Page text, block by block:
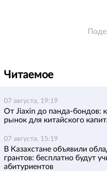
Читаемое
07 августа, 19:19
От Jiaxin до панда-бондов:
рынок для китайского
07 августа, 15:19
В Казахстане объявили
грантов: бесплатно будут
абитуриентов